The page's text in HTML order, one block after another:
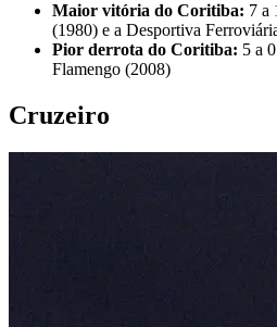
Maior vitória do Coritiba: 7 a
(1980) e a Desportiva
Pior derrota do Coritiba: 5 a
Flamengo (2008)
Cruzeiro